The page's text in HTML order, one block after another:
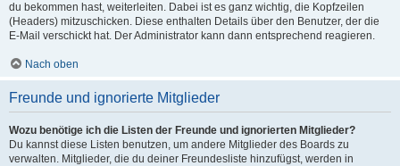
du bekommen hast, weiterleiten. Dabei ist es ganz wichtig, die Kopfzeilen
(Headers) mitzuschicken. Diese enthalten Details über den Benutzer, der die
E-Mail verschickt hat. Der Administrator kann dann entsprechend reagieren.
Nach oben
Freunde und ignorierte Mitglieder
Wozu benötige ich die Listen der Freunde und ignorierten Mitglieder?
Du kannst diese Listen benutzen, um andere Mitglieder des Boards zu
verwalten. Mitglieder, die du deiner Freundesliste hinzufügst, werden in